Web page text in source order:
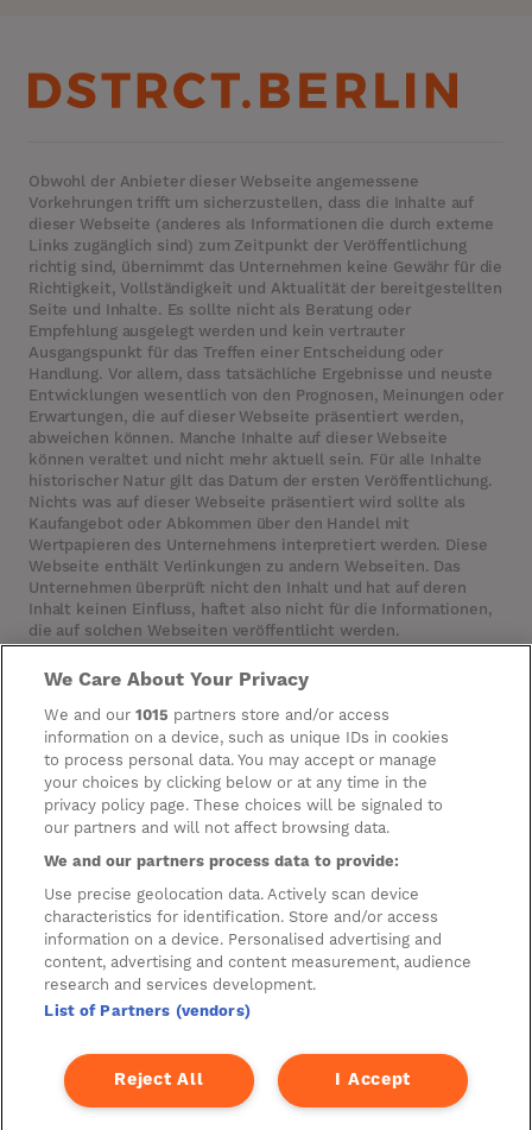
Obwohl der Anbieter dieser Webseite angemessene
Vorkehrungen trifft um sicherzustellen, dass die Inhalte auf
dieser Webseite (anderes als Informationen die durch externe
Links zugänglich sind) zum Zeitpunkt der Veröffentlichung
richtig sind, übernimmt das Unternehmen keine Gewähr für die
Richtigkeit, Vollständigkeit und Aktualität der bereitgestellten
Seite und Inhalte. Es sollte nicht als Beratung oder
Empfehlung ausgelegt werden und kein vertrauter
Ausgangspunkt für das Treffen einer Entscheidung oder
Handlung. Vor allem, dass tatsächliche Ergebnisse und neuste
Entwicklungen wesentlich von den Prognosen, Meinungen oder
Erwartungen, die auf dieser Webseite präsentiert werden,
abweichen können. Manche Inhalte auf dieser Webseite
können veraltet und nicht mehr aktuell sein. Für alle Inhalte
historischer Natur gilt das Datum der ersten Veröffentlichung.
Nichts was auf dieser Webseite präsentiert wird sollte als
Kaufangebot oder Abkommen über den Handel mit
Wertpapieren des Unternehmens interpretiert werden. Diese
Webseite enthält Verlinkungen zu andern Webseiten. Das
Unternehmen überprüft nicht den Inhalt und hat auf deren
Inhalt keinen Einfluss, haftet also nicht für die Informationen,
die auf solchen Webseiten veröffentlicht werden.
Cookies
Manage Preferences
Datenschutzeinstellungen
Information zur Verarbeitung
Personenbezogener Daten
Hausordnung
Parkhausordnung
Datenschutzerklärung für Bau und Fit-Out
A new development by
We Care About Your Privacy
We and our1015 partners store and/or access
information on a device, such as unique IDs in cookies
to process personal data. You may accept or manage
your choices by clicking below or at any time in the
privacy policy page. These choices will be signaled to
our partners and will not affect browsing data.
We and our partners process data to provide:
Use precise geolocation data. Actively scan device
characteristics for identification. Store and/or access
information on a device. Personalised advertising and
content, advertising and content measurement, audience
research and services development.
List of Partners (vendors)
I Accept
Reject All